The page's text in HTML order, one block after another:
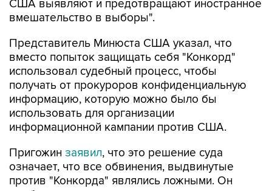
Представитель Минюста США указал, что
использовал судебный процесс, чтобы
получать от прокуроров конфиденциальную
информацию, которую можно было бы
использовать для организации
информационной кампании против США.
Пригожинзаявил , что это решение суда
против "Конкорда" являлись ложными. Он
пообещал выдвинуть от имени компании иск
против США на $50 млрд.